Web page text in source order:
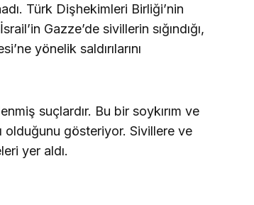
Türk Dişhekimleri Birliği’nin
Gazze’de sivillerin sığındığı,
yönelik saldırılarını
suçlardır. Bu bir soykırım ve
olduğunu gösteriyor. Sivillere ve
yer aldı.